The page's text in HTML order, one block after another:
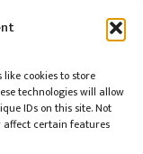
like cookies to store
technologies will allow
IDs on this site. Not
certain features